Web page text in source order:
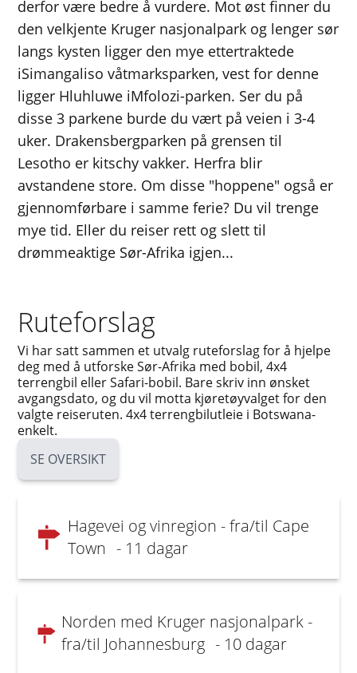
derfor være bedre å vurdere. Mot øst finner du
den velkjente Kruger nasjonalpark og lenger sør
langs kysten ligger den mye ettertraktede
iSimangaliso våtmarksparken, vest for denne
ligger Hluhluwe iMfolozi-parken. Ser du på
disse 3 parkene burde du vært på veien i 3-4
uker. Drakensbergparken på grensen til
Lesotho er kitschy vakker. Herfra blir
avstandene store. Om disse "hoppene" også er
gjennomførbare i samme ferie? Du vil trenge
mye tid. Eller du reiser rett og slett til
drømmeaktige Sør-Afrika igjen...
Ruteforslag
Vi har satt sammen et utvalg ruteforslag for å hjelpe
deg med å utforske Sør-Afrika med bobil, 4x4
terrengbil eller Safari-bobil. Bare skriv inn ønsket
avgangsdato, og du vil motta kjøretøyvalget for den
valgte reiseruten. 4x4 terrengbilutleie i Botswana-
enkelt.
SE OVERSIKT
Hagevei og vinregion - fra/til Cape
Town - 11 dagar
Norden med Kruger nasjonalpark -
fra/til Johannesburg - 10 dagar